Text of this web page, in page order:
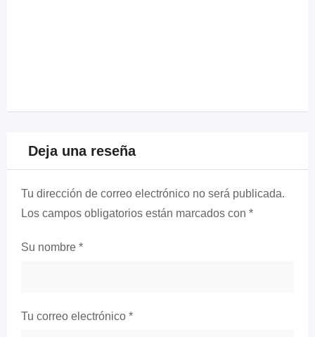
Deja una reseña
Tu dirección de correo electrónico no será publicada.
Los campos obligatorios están marcados con *
Su nombre *
Tu correo electrónico *